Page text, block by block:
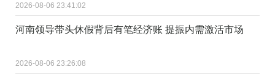
2026-08-06 23:41:02
河南领导带头休假背后有笔经济账 提振内需激活市场
2026-08-06 23:26:08